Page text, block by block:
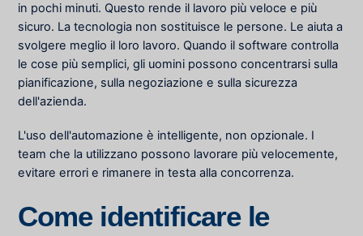
in pochi minuti. Questo rende il lavoro più veloce e più
sicuro. La tecnologia non sostituisce le persone. Le aiuta a
svolgere meglio il loro lavoro. Quando il software controlla
le cose più semplici, gli uomini possono concentrarsi sulla
pianificazione, sulla negoziazione e sulla sicurezza
dell'azienda.
L'uso dell'automazione è intelligente, non opzionale. I
team che la utilizzano possono lavorare più velocemente,
evitare errori e rimanere in testa alla concorrenza.
Come identificare le